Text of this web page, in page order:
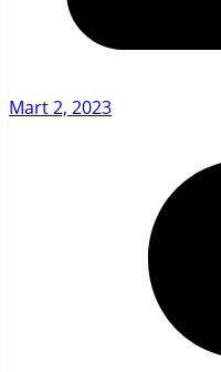
Mart 2, 2023